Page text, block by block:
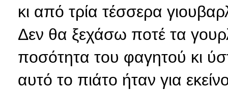
κι από τρία τέσσερα
Δεν θα ξεχάσω ποτέ τα
ποσότητα του φαγητού κι
αυτό το πιάτο ήταν για